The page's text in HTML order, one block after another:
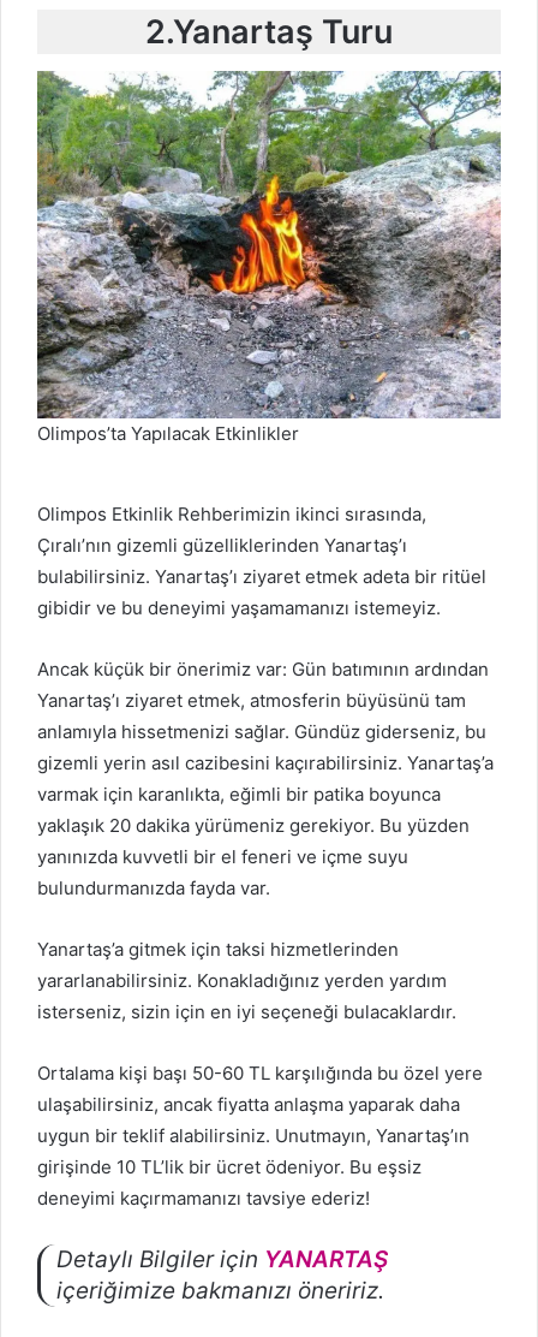
2.Yanartaş Turu
Olimpos’ta Yapılacak Etkinlikler
Olimpos Etkinlik Rehberimizin ikinci sırasında,
Çıralı’nın gizemli güzelliklerinden Yanartaş’ı
bulabilirsiniz. Yanartaş’ı ziyaret etmek adeta bir ritüel
gibidir ve bu deneyimi yaşamamanızı istemeyiz.
Ancak küçük bir önerimiz var: Gün batımının ardından
Yanartaş’ı ziyaret etmek, atmosferin büyüsünü tam
anlamıyla hissetmenizi sağlar. Gündüz giderseniz, bu
gizemli yerin asıl cazibesini kaçırabilirsiniz. Yanartaş’a
varmak için karanlıkta, eğimli bir patika boyunca
yaklaşık 20 dakika yürümeniz gerekiyor. Bu yüzden
yanınızda kuvvetli bir el feneri ve içme suyu
bulundurmanızda fayda var.
Yanartaş’a gitmek için taksi hizmetlerinden
yararlanabilirsiniz. Konakladığınız yerden yardım
isterseniz, sizin için en iyi seçeneği bulacaklardır.
Ortalama kişi başı 50-60 TL karşılığında bu özel yere
ulaşabilirsiniz, ancak fiyatta anlaşma yaparak daha
uygun bir teklif alabilirsiniz. Unutmayın, Yanartaş’ın
girişinde 10 TL’lik bir ücret ödeniyor. Bu eşsiz
deneyimi kaçırmamanızı tavsiye ederiz!
Detaylı Bilgiler için YANARTAŞ
içeriğimize bakmanızı öneririz.